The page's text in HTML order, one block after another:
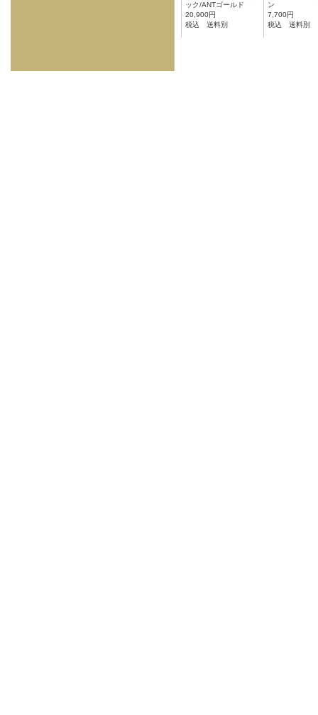
ック/ANTゴールド
20,900円
税込 送料別
ン
7,700円
税込 送料別